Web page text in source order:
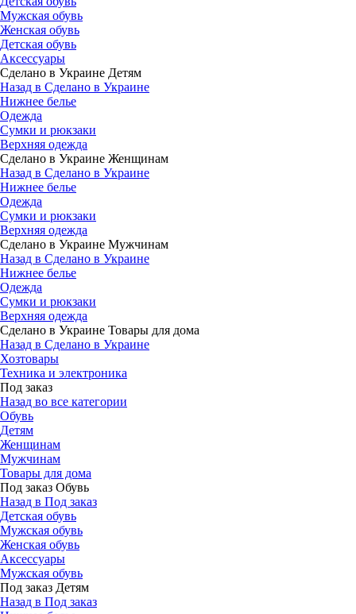
Мужская обувь
Женская обувь
Детская обувь
Аксессуары
Сделано в Украине Детям
Назад в Сделано в Украине
Нижнее белье
Одежда
Сумки и рюкзаки
Верхняя одежда
Сделано в Украине Женщинам
Назад в Сделано в Украине
Нижнее белье
Одежда
Сумки и рюкзаки
Верхняя одежда
Сделано в Украине Мужчинам
Назад в Сделано в Украине
Нижнее белье
Одежда
Сумки и рюкзаки
Верхняя одежда
Сделано в Украине Товары для дома
Назад в Сделано в Украине
Хозтовары
Техника и электроника
Под заказ
Назад во все категории
Обувь
Детям
Женщинам
Мужчинам
Товары для дома
Под заказ Обувь
Назад в Под заказ
Детская обувь
Мужская обувь
Женская обувь
Аксессуары
Мужская обувь
Под заказ Детям
Назад в Под заказ